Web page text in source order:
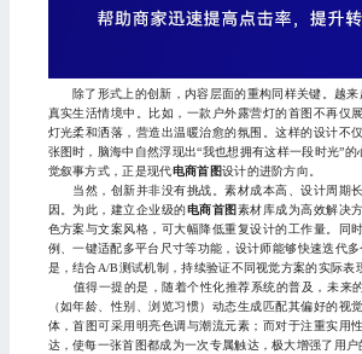
除了形式上的创新，内容层面的重构同样关键。越来
真实生活情境中。比如，一款户外露营灯的首图不再仅
灯光柔和洒落，营造出温暖治愈的氛围。这样的设计不
张图时，脑海中自然浮现出“我也想拥有这样一段时光”
觉叙事方式，正是现代电商首图设计的进阶方向。
当然，创新并非没有挑战。素材成本高、设计周期
因。为此，建立企业级的电商首图素材库成为高效解决
色方案与文案风格，可大幅降低重复设计的工作量。同
例、一键适配多平台尺寸等功能，设计师能够快速迭代
是，结合A/B测试机制，持续验证不同视觉方案的实际
值得一提的是，随着个性化推荐系统的普及，未来
（如年龄、性别、浏览习惯）动态生成匹配其偏好的
体，首图可采用明亮色调与潮流元素；而对于注重实用
达，使每一张首图都成为一次专属触达，极大增强了用户